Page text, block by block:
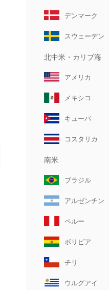
デンマーク
スウェーデン
北中米・カリブ海
アメリカ
メキシコ
キューバ
コスタリカ
南米
ブラジル
アルゼンチン
ペルー
ボリビア
チリ
ウルグアイ